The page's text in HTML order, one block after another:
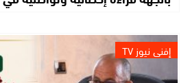
إفني نيوز TV